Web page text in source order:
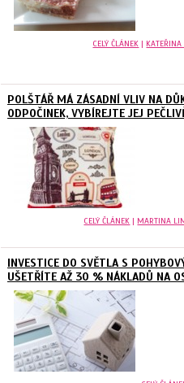
CELÝ ČLÁNEK | KATEŘINA
POLŠTÁŘ MÁ ZÁSADNÍ VLIV NA
ODPOČINEK, VYBÍREJTE JEJ
CELÝ ČLÁNEK | MARTINA
INVESTICE DO SVĚTLA S
UŠETŘÍTE AŽ 30 % NÁKLADŮ NA